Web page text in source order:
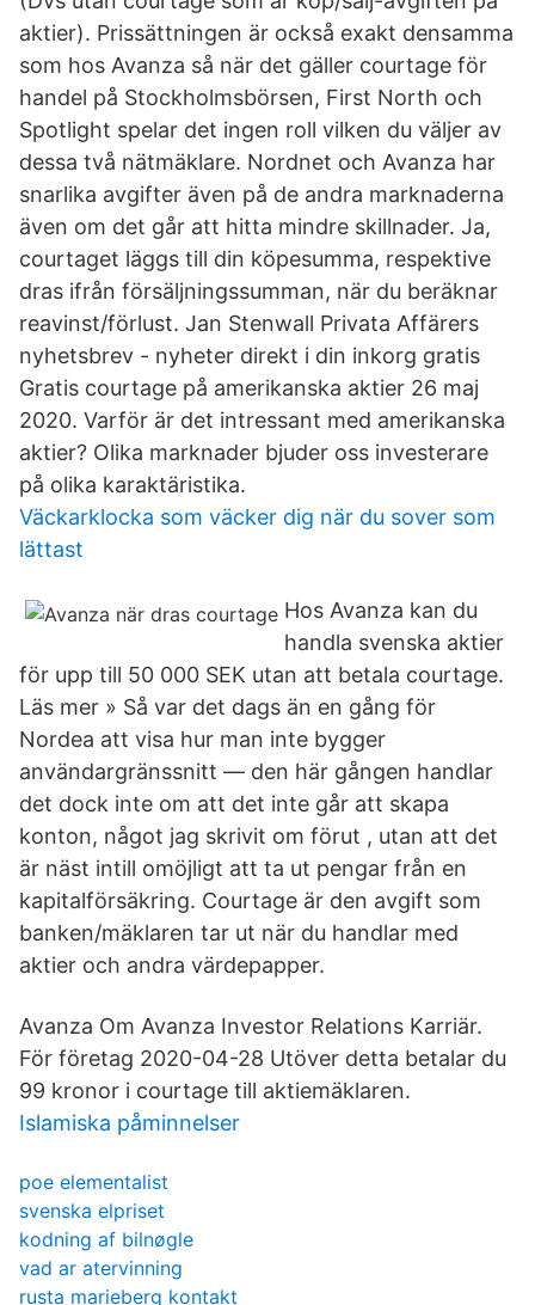
aktier). Prissättningen är också exakt densamma
som hos Avanza så när det gäller courtage för
handel på Stockholmsbörsen, First North och
Spotlight spelar det ingen roll vilken du väljer av
dessa två nätmäklare. Nordnet och Avanza har
snarlika avgifter även på de andra marknaderna
även om det går att hitta mindre skillnader. Ja,
courtaget läggs till din köpesumma, respektive
dras ifrån försäljningssumman, när du beräknar
reavinst/förlust. Jan Stenwall Privata Affärers
nyhetsbrev - nyheter direkt i din inkorg gratis
Gratis courtage på amerikanska aktier 26 maj
2020. Varför är det intressant med amerikanska
aktier? Olika marknader bjuder oss investerare
på olika karaktäristika.
Väckarklocka som väcker dig när du sover som
lättast
Hos Avanza kan du
handla svenska aktier
för upp till 50 000 SEK utan att betala courtage.
Läs mer » Så var det dags än en gång för
Nordea att visa hur man inte bygger
användargränssnitt — den här gången handlar
det dock inte om att det inte går att skapa
konton, något jag skrivit om förut , utan att det
är näst intill omöjligt att ta ut pengar från en
kapitalförsäkring. Courtage är den avgift som
banken/mäklaren tar ut när du handlar med
aktier och andra värdepapper.
Avanza Om Avanza Investor Relations Karriär.
För företag 2020-04-28 Utöver detta betalar du
99 kronor i courtage till aktiemäklaren.
Islamiska påminnelser
poe elementalist
svenska elpriset
kodning af bilnøgle
vad ar atervinning
rusta marieberg kontakt